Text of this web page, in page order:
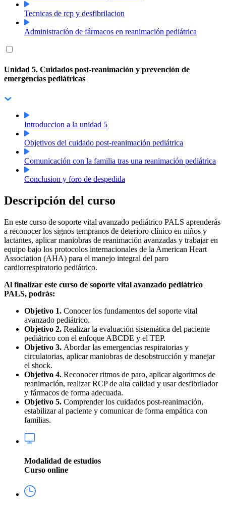
Tecnicas de rcp y desfibrilacion
Administración de fármacos en reanimación pediátrica
Unidad 5. Cuidados post-reanimación y prevención de
emergencias pediátricas
Introduccion a la unidad 5
Objetivos del cuidado post-reanimación pediátrica
Comunicación con la familia tras una reanimación pediátrica
Conclusion y foro de despedida
Descripción del curso
En este curso de soporte vital avanzado pediátrico PALS aprenderás
a reconocer los signos tempranos de deterioro clínico en niños y
lactantes, aplicar maniobras de reanimación avanzadas y trabajar en
equipo bajo los protocolos internacionales de la American Heart
Association (AHA) para el manejo integral del paro
cardiorrespiratorio pediátrico.
Al finalizar este curso de soporte vital avanzado pediátrico
PALS, podrás:
Objetivo 1. Conocer los fundamentos del soporte vital
avanzado pediátrico.
Objetivo 2. Realizar la evaluación sistemática del paciente
pediátrico con el enfoque ABCDE y el TEP.
Objetivo 3. Abordar las emergencias respiratorias y
circulatorias, aplicar maniobras de desobstrucción y manejar
el shock.
Objetivo 4. Reconocer ritmos de paro, aplicar algoritmos de
reanimación, realizar RCP de alta calidad y usar desfibrilador
y fármacos de forma adecuada.
Objetivo 5. Comprender los cuidados post-reanimación,
estabilizar al paciente y comunicar de forma empática con
familias.
Modalidad de estudios
Curso online